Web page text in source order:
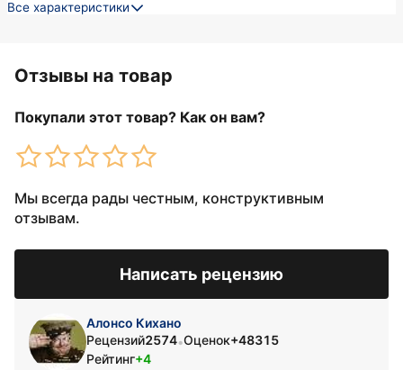
Все характеристики
Отзывы на товар
Покупали этот товар? Как он вам?
Мы всегда рады честным, конструктивным
отзывам.
Написать рецензию
Алонсо Кихано
Рецензий2574•Оценок+48315
Рейтинг+4